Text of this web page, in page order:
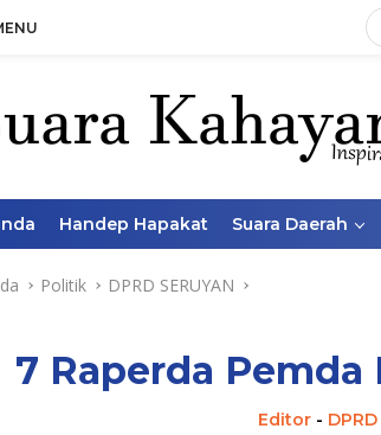
Handep Hapakat Suara Daerah
Politik DPRD SERUYAN
7 Raperda
Editor- DPRD